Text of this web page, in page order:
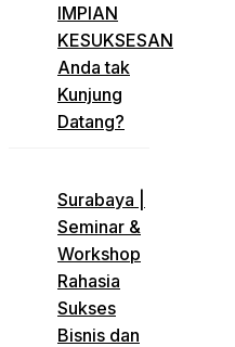
IMPIAN
KESUKSESAN
Anda tak
Kunjung
Datang?
​Surabaya |
Seminar &
Workshop
Rahasia
Sukses
Bisnis dan